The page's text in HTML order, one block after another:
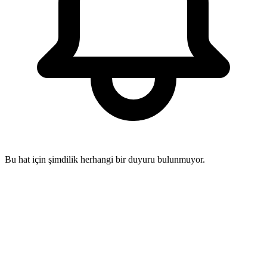
Bu hat için şimdilik herhangi bir duyuru bulunmuyor.